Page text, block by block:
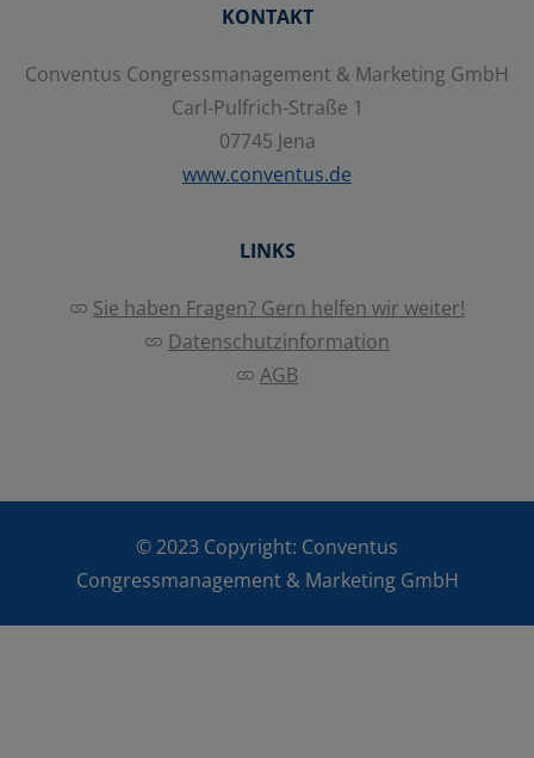
KONTAKT
Conventus Congressmanagement & Marketing GmbH
Carl-Pulfrich-Straße 1
07745 Jena
www.conventus.de
LINKS
Sie haben Fragen? Gern helfen wir weiter!
Datenschutzinformation
AGB
© 2023 Copyright: Conventus
Congressmanagement & Marketing GmbH